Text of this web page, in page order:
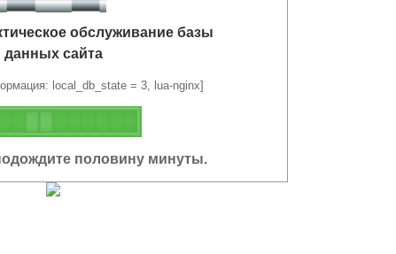
обслуживание базы
данных сайта
local_db_state = 3, lua-nginx]
половину минуты.